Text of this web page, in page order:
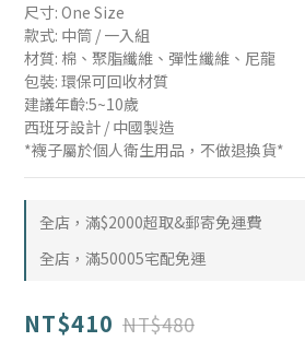
尺寸: One Size
款式: 中筒 / 一入組
材質: 棉、聚脂纖維、彈性纖維、尼龍
包裝: 環保可回收材質
建議年齡:5~10歲
西班牙設計 / 中國製造
*襪子屬於個人衛生用品，不做退換貨*
全店，滿$2000超取&郵寄免運費
全店，滿50005宅配免運
NT$410 NT$480